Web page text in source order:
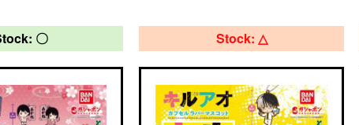
〇 Stock: △